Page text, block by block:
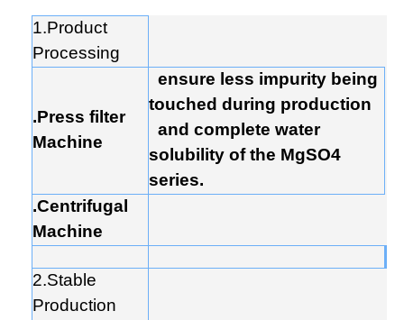
1.Product
Processing
.Press filter
Machine
ensure less impurity being
touched during production
and complete water
solubility of the MgSO4
series.
.Centrifugal
Machine
2.Stable
Production